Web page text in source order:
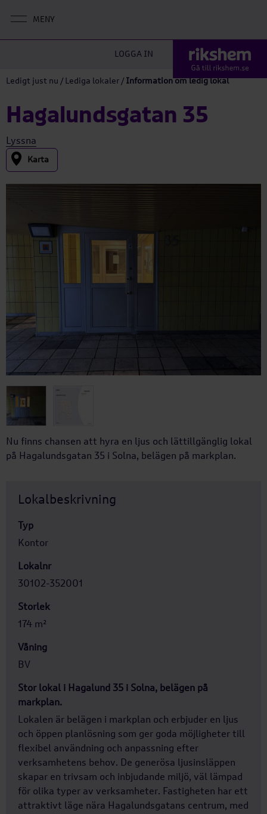
LOGGA IN
Ledigt just nu / Lediga lokaler / Information om ledig lokal
Hagalundsgatan 35
Lyssna
Nu finns chansen att hyra en ljus och lättillgänglig lokal
på Hagalundsgatan 35 i Solna, belägen på markplan.
Lokalbeskrivning
Typ
Kontor
Lokalnr
30102-352001
Storlek
174 m²
Våning
BV
Stor lokal i Hagalund 35 i Solna, belägen på
markplan.
Lokalen är belägen i markplan och erbjuder en ljus
och öppen planlösning som ger goda möjligheter till
flexibel användning och anpassning efter
verksamhetens behov. De generösa ljusinsläppen
skapar en trivsam och inbjudande miljö, väl lämpad
för olika typer av verksamheter. Fastigheten har ett
attraktivt läge nära Hagalundsgatans centrum, med